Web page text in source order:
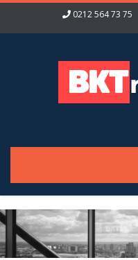
0212 564 73 75